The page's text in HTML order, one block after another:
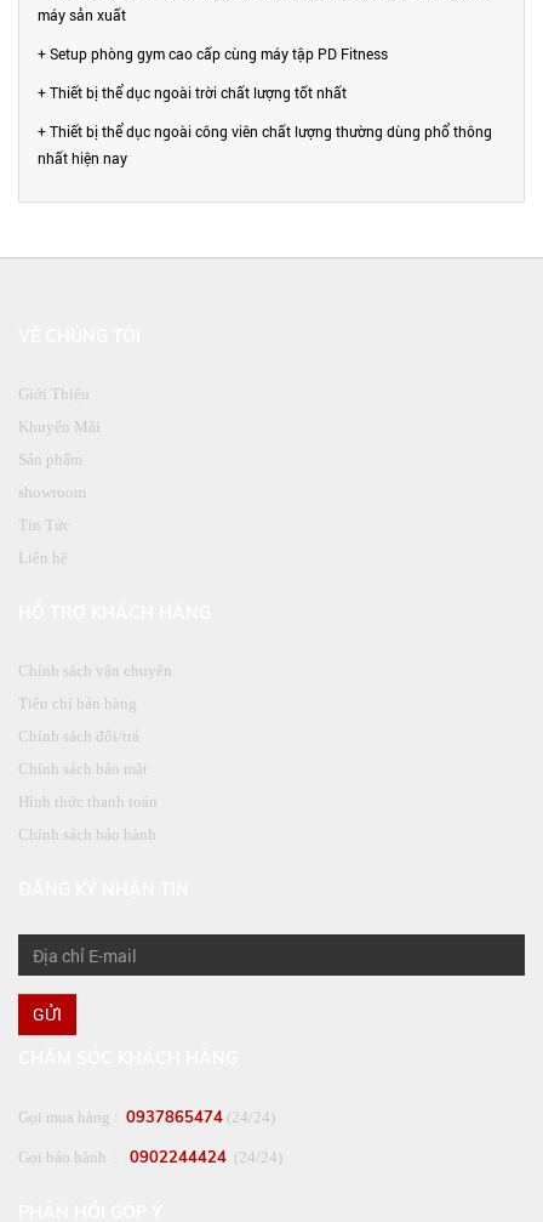
máy sản xuất
+ Setup phòng gym cao cấp cùng máy tập PD Fitness
+ Thiết bị thể dục ngoài trời chất lượng tốt nhất
+ Thiết bị thể dục ngoài công viên chất lượng thường dùng phổ thông
nhất hiện nay
Giới Thiệu
Khuyến Mãi
Sản phẩm
showroom
Tin Tức
Liên hệ
Chính sách vận chuyển
Tiêu chí bán hàng
Chính sách đổi/trả
Chính sách bảo mật
Hình thức thanh toán
Chính sách bảo hành
GỬI
Gọi mua hàng : 0937865474 (24/24)
Gọi bảo hành : 0902244424 (24/24)